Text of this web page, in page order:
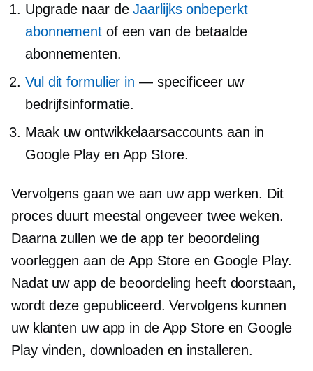
Upgrade naar deJaarlijks onbeperkt
abonnement of een van de betaalde
abonnementen.
Vul dit formulier in — specificeer uw
bedrijfsinformatie.
Maak uw ontwikkelaarsaccounts aan in
Google Play en App Store.
Vervolgens gaan we aan uw app werken. Dit
proces duurt meestal ongeveer twee weken.
Daarna zullen we de app ter beoordeling
voorleggen aan de App Store en Google Play.
Nadat uw app de beoordeling heeft doorstaan,
wordt deze gepubliceerd. Vervolgens kunnen
uw klanten uw app in de App Store en Google
Play vinden, downloaden en installeren.